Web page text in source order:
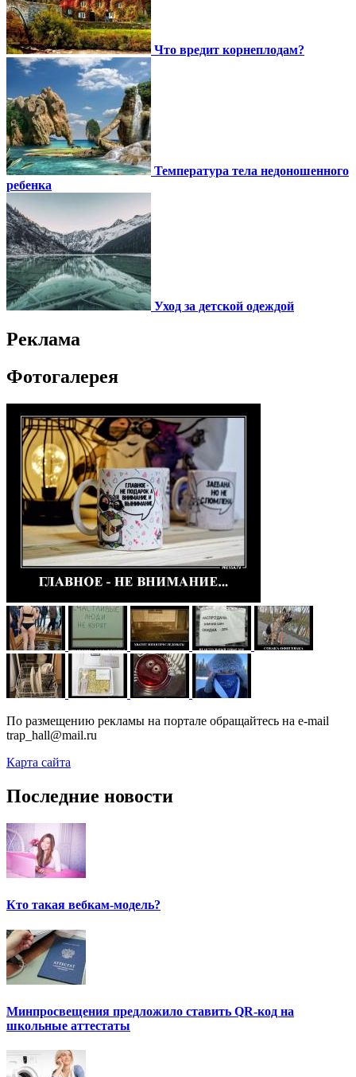
Что вредит корнеплодам?
Температура тела недоношенного
ребенка
Уход за детской одеждой
Реклама
Фотогалерея
По размещению рекламы на портале обращайтесь на e-mail
trap_hall@mail.ru
Карта сайта
Последние новости
Кто такая вебкам-модель?
Минпросвещения предложило ставить QR-код на
школьные аттестаты